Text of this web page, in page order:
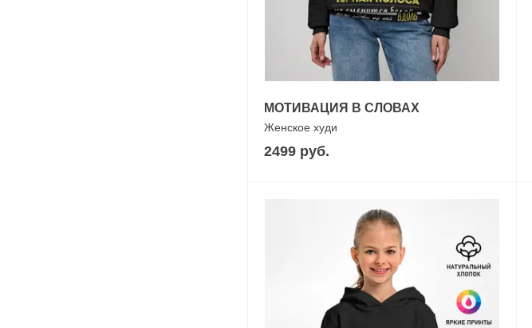
МОТИВАЦИЯ В СЛОВАХ
Женское худи
2499 руб.